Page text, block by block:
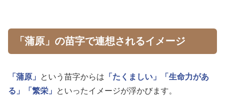
「蒲原」の苗字で連想されるイメージ
「蒲原」 という苗字からは 「たくましい」
「生命力があ
る」
「繁栄」 といったイメージが浮かびます。